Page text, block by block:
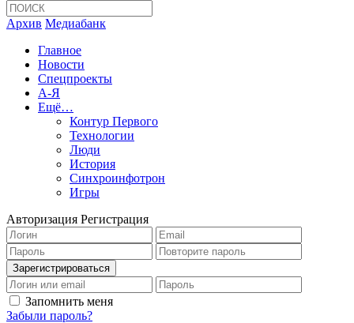
Архив Медиабанк
Главное
Новости
Спецпроекты
А-Я
Ещё…
Контур Первого
Технологии
Люди
История
Синхроинфотрон
Игры
Авторизация Регистрация
Запомнить меня
Забыли пароль?